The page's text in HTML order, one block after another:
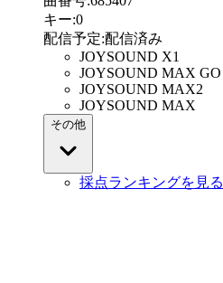
キー:0
配信予定:配信済み
JOYSOUND X1
JOYSOUND MAX GO
JOYSOUND MAX2
JOYSOUND MAX
その他
採点ランキングを見る